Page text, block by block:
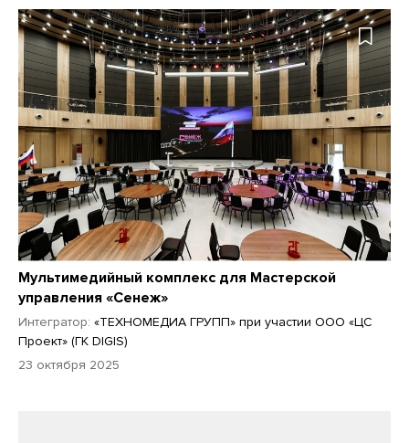
Мультимедийный комплекс для Мастерской
управления «Сенеж»
Интегратор: «ТЕХНОМЕДИА ГРУПП» при участии ООО «ЦС
Проект» (ГК DIGIS)
23 октября 2025